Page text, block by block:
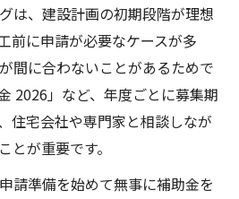
は、建設計画の初期段階が理想
前に申請が必要なケースが多
間に合わないことがあるためで
2026」など、年度ごとに募集期
住宅会社や専門家と相談しなが
とが重要です。
請準備を始めて無事に補助金を